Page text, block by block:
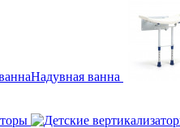
Надувная ванна